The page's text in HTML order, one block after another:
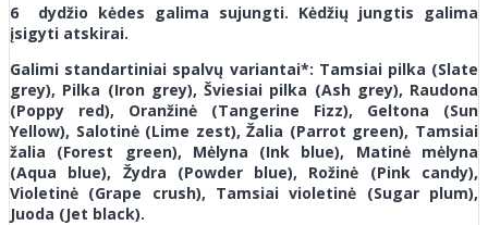
6 dydžio kėdes galima sujungti. Kėdžių jungtis galima
įsigyti atskirai.
Galimi standartiniai spalvų variantai*: Tamsiai pilka (Slate
grey), Pilka (Iron grey), Šviesiai pilka (Ash grey), Raudona
(Poppy red), Oranžinė (Tangerine Fizz), Geltona (Sun
Yellow), Salotinė (Lime zest), Žalia (Parrot green), Tamsiai
žalia (Forest green), Mėlyna (Ink blue), Matinė mėlyna
(Aqua blue), Žydra (Powder blue), Rožinė (Pink candy),
Violetinė (Grape crush), Tamsiai violetinė (Sugar plum),
Juoda (Jet black).